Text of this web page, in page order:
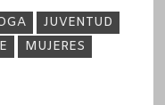
JUVENTUD
MUJERES